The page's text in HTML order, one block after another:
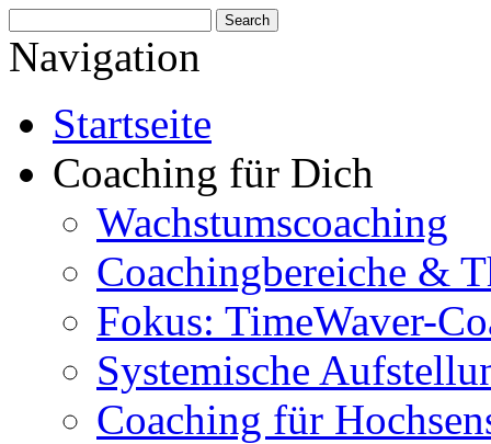
Navigation
Startseite
Coaching für Dich
Wachstumscoaching
Coachingbereiche &
Fokus: TimeWaver-
Systemische
Coaching für